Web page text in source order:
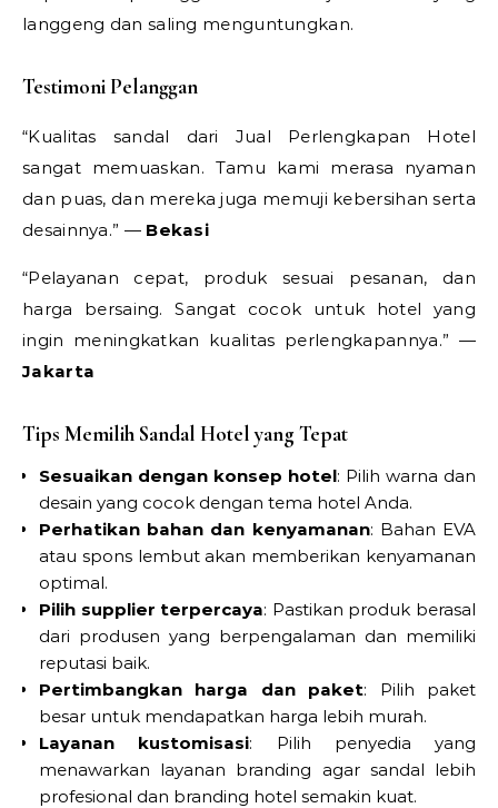
langgeng dan saling menguntungkan.
Testimoni Pelanggan
“Kualitas sandal dari Jual Perlengkapan Hotel
sangat memuaskan. Tamu kami merasa nyaman
dan puas, dan mereka juga memuji kebersihan serta
desainnya.” — Bekasi
“Pelayanan cepat, produk sesuai pesanan, dan
harga bersaing. Sangat cocok untuk hotel yang
ingin meningkatkan kualitas perlengkapannya.” —
Jakarta
Tips Memilih Sandal Hotel yang Tepat
Sesuaikan dengan konsep hotel: Pilih warna dan
desain yang cocok dengan tema hotel Anda.
Perhatikan bahan dan kenyamanan: Bahan EVA
atau spons lembut akan memberikan kenyamanan
optimal.
Pilih supplier terpercaya: Pastikan produk berasal
dari produsen yang berpengalaman dan memiliki
reputasi baik.
Pertimbangkan harga dan paket: Pilih paket
besar untuk mendapatkan harga lebih murah.
Layanan kustomisasi: Pilih penyedia yang
menawarkan layanan branding agar sandal lebih
profesional dan branding hotel semakin kuat.